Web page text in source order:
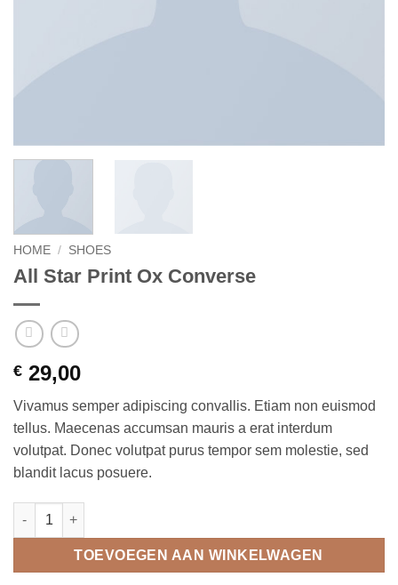
HOME / SHOES
All Star Print Ox Converse
€ 29,00
Vivamus semper adipiscing convallis. Etiam non euismod
tellus. Maecenas accumsan mauris a erat interdum
volutpat. Donec volutpat purus tempor sem molestie, sed
blandit lacus posuere.
All Star Print Ox Converse aantal
TOEVOEGEN AAN WINKELWAGEN